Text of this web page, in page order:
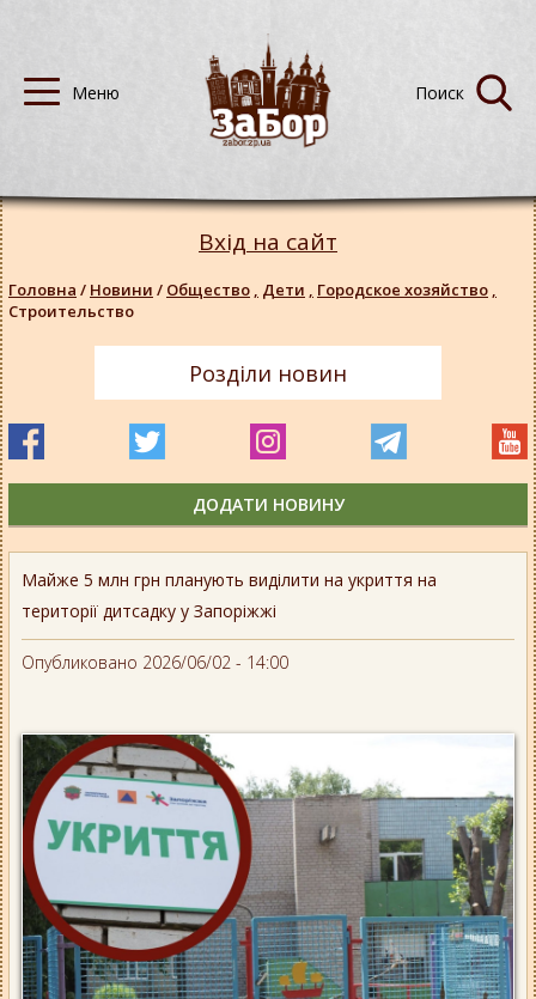
Майже 5 млн грн планують виділити на укриття на
території дитсадку у Запоріжжі
Опубликовано 2026/06/02 - 14:00
Вхід на сайт
Головна / Новини / Общество , Дети , Городское хозяйство ,
Строительство
Розділи новин
ДОДАТИ НОВИНУ